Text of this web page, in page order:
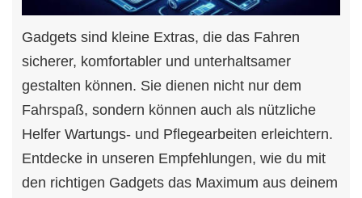
Gadgets sind kleine Extras, die das Fahren
sicherer, komfortabler und unterhaltsamer
gestalten können. Sie dienen nicht nur dem
Fahrspaß, sondern können auch als nützliche
Helfer Wartungs- und Pflegearbeiten erleichtern.
Entdecke in unseren Empfehlungen, wie du mit
den richtigen Gadgets das Maximum aus deinem